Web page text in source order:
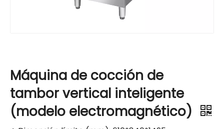
Máquina de cocción de
tambor vertical inteligente
(modelo electromagnético)